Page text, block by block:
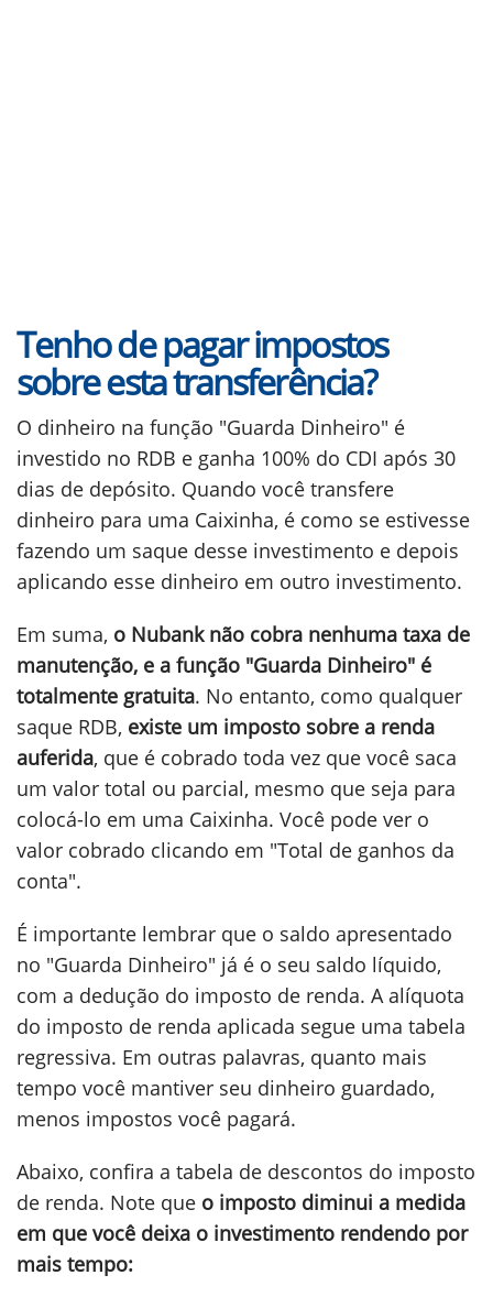
Tenho de pagar impostos
sobre esta transferência?
O dinheiro na função "Guarda Dinheiro" é
investido no RDB e ganha 100% do CDI após 30
dias de depósito. Quando você transfere
dinheiro para uma Caixinha, é como se estivesse
fazendo um saque desse investimento e depois
aplicando esse dinheiro em outro investimento.
Em suma, o Nubank não cobra nenhuma taxa de
manutenção, e a função "Guarda Dinheiro" é
totalmente gratuita. No entanto, como qualquer
saque RDB, existe um imposto sobre a renda
auferida, que é cobrado toda vez que você saca
um valor total ou parcial, mesmo que seja para
colocá-lo em uma Caixinha. Você pode ver o
valor cobrado clicando em "Total de ganhos da
conta".
É importante lembrar que o saldo apresentado
no "Guarda Dinheiro" já é o seu saldo líquido,
com a dedução do imposto de renda. A alíquota
do imposto de renda aplicada segue uma tabela
regressiva. Em outras palavras, quanto mais
tempo você mantiver seu dinheiro guardado,
menos impostos você pagará.
Abaixo, confira a tabela de descontos do imposto
de renda. Note que o imposto diminui a medida
em que você deixa o investimento rendendo por
mais tempo: